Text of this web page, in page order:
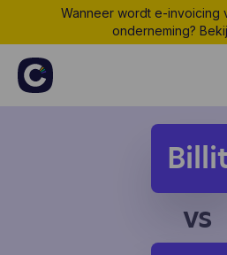
Wanneer wordt e-invoicing
onderneming?
vs